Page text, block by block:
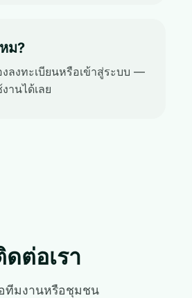
ม?
งลงทะเบียนหรือเข้าสู่ระบบ —
านได้เลย
ดต่อเรา
ทีมงานหรือชุมชน